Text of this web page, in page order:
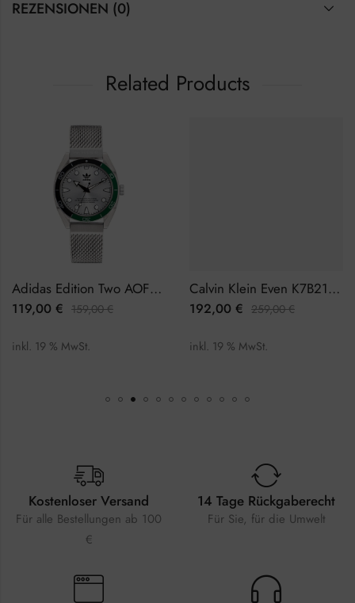
REZENSIONEN (0)
Related Products
Adidas Edition Two AOFH22503 Herrenuhr
119,00 € 159,00€
inkl. 19 % MwSt.
Calvin Klein Even K7B21121 Herrenuhr
192,00 € 259,00€
inkl. 19 % MwSt.
Kostenloser Versand
Für alle Bestellungen ab 100
€
14 Tage Rückgaberecht
Für Sie, für die Umwelt